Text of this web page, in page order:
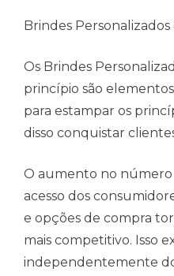
Brindes
Os Brindes
princípio são
para estampar os
disso conquistar
O aumento no número
acesso dos
e opções de compra
mais competitivo. Isso
independentemente